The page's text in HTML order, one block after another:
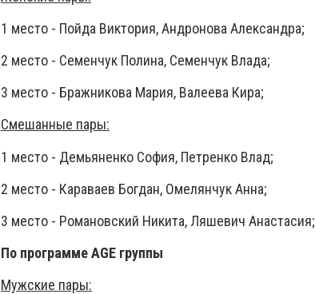
1 место - Пойда Виктория, Андронова Александра;
2 место - Семенчук Полина, Семенчук Влада;
3 место - Бражникова Мария, Валеева Кира;
Смешанные пары:
1 место - Демьяненко София, Петренко Влад;
2 место - Караваев Богдан, Омелянчук Анна;
3 место - Романовский Никита, Ляшевич Анастасия;
По программе AGE группы
Мужские пары: